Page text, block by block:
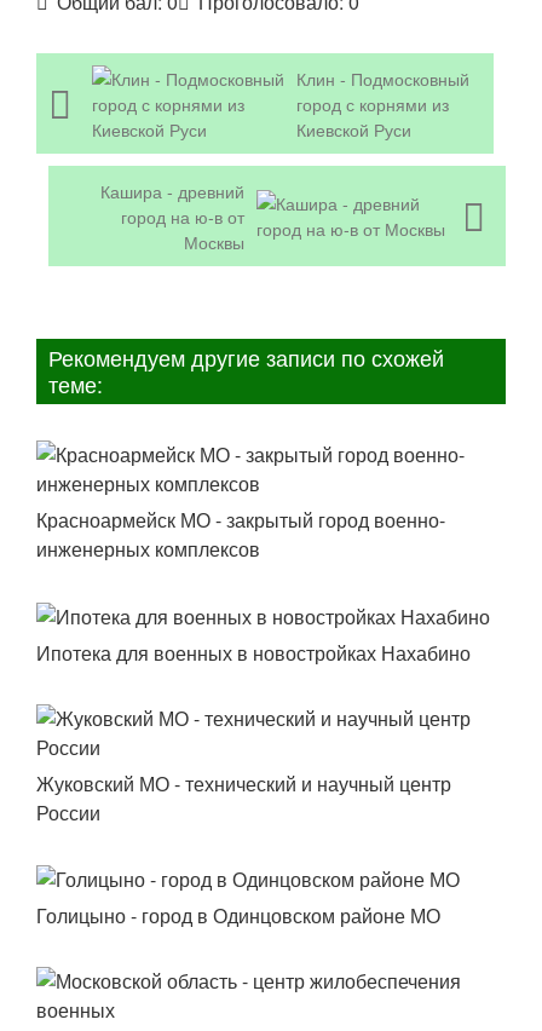
Клин - Подмосковный
город с корнями из
Киевской Руси
Кашира - древний
город на ю-в от
Москвы
Рекомендуем другие записи по схожей
теме:
Красноармейск МО - закрытый город военно-
инженерных комплексов
Ипотека для военных в новостройках Нахабино
Жуковский МО - технический и научный центр
России
Голицыно - город в Одинцовском районе МО